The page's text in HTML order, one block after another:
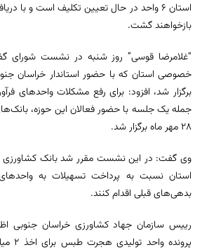
استان ۶ واحد در حال تعیین تکلیف است و با
بازخواهند گشت.
“غلامرضا قوسی” روز شنبه در نشست
خصوصی استان که با حضور استاندار خراسان
برگزار شد، افزود: برای رفع مشکلات واحدهای
جمله یک جلسه با حضور فعالان این حوزه،
۲۸ مهر ماه برگزار شد.
وی گفت: در این نشست مقرر شد بانک‌ کشاورزی و
استان نسبت به پرداخت تسهیلات به
بدهی‌های قبلی اقدام کنند.
رییس سازمان جهاد کشاورزی خراسان جنوبی